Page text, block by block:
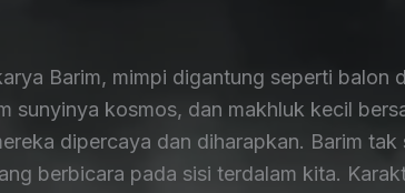
Barim, mimpi digantung seperti balon
sunyinya kosmos, dan makhluk kecil
dipercaya dan diharapkan. Barim tak
berbicara pada sisi terdalam kita.